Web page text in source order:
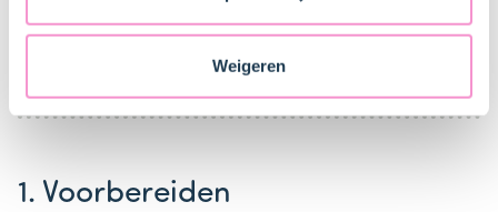
Staten. Je kunt op elk moment van gedachten
Weigeren
1. Voorbereiden